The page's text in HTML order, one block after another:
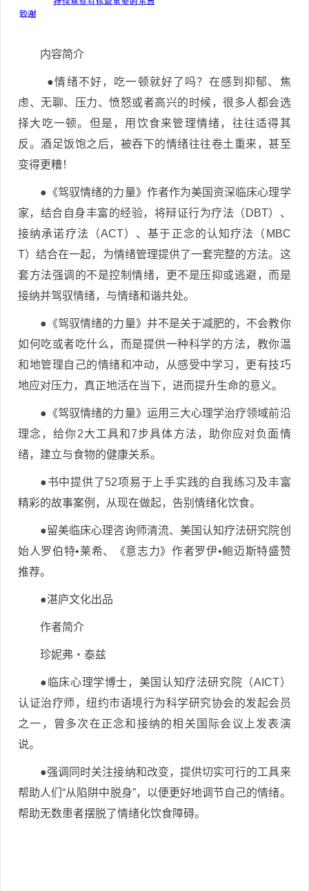
内容简介
●情绪不好，吃一顿就好了吗？在感到抑郁、焦
虑、无聊、压力、愤怒或者高兴的时候，很多人都会选
择大吃一顿。但是，用饮食来管理情绪，往往适得其
反。酒足饭饱之后，被吞下的情绪往往卷土重来，甚至
变得更糟！
●《驾驭情绪的力量》作者作为美国资深临床心理学
家，结合自身丰富的经验，将辩证行为疗法（DBT）、
接纳承诺疗法（ACT）、基于正念的认知疗法（MBC
T）结合在一起，为情绪管理提供了一套完整的方法。这
套方法强调的不是控制情绪，更不是压抑或逃避，而是
接纳并驾驭情绪，与情绪和谐共处。
●《驾驭情绪的力量》并不是关于减肥的，不会教你
如何吃或者吃什么，而是提供一种科学的方法，教你温
和地管理自己的情绪和冲动，从感受中学习，更有技巧
地应对压力，真正地活在当下，进而提升生命的意义。
●《驾驭情绪的力量》运用三大心理学治疗领域前沿
理念，给你2大工具和7步具体方法，助你应对负面情
绪，建立与食物的健康关系。
●书中提供了52项易于上手实践的自我练习及丰富
精彩的故事案例，从现在做起，告别情绪化饮食。
●留美临床心理咨询师清流、美国认知疗法研究院创
始人罗伯特•莱希、《意志力》作者罗伊•鲍迈斯特盛赞
推荐。
●湛庐文化出品
作者简介
珍妮弗・泰兹
●临床心理学博士，美国认知疗法研究院（AICT）
认证治疗师，纽约市语境行为科学研究协会的发起会员
之一，曾多次在正念和接纳的相关国际会议上发表演
说。
●强调同时关注接纳和改变，提供切实可行的工具来
帮助人们“从陷阱中脱身”，以便更好地调节自己的情绪。
帮助无数患者摆脱了情绪化饮食障碍。